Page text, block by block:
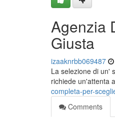
Agenzia
Giusta
izaaknrbb069487
La selezione di un'
richiede un'attenta
completa-per-
Comments